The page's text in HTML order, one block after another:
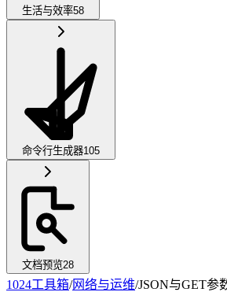
生活与效率58
命令行生成器105
文档预览28
1024工具箱/网络与运维/JSON与GET参